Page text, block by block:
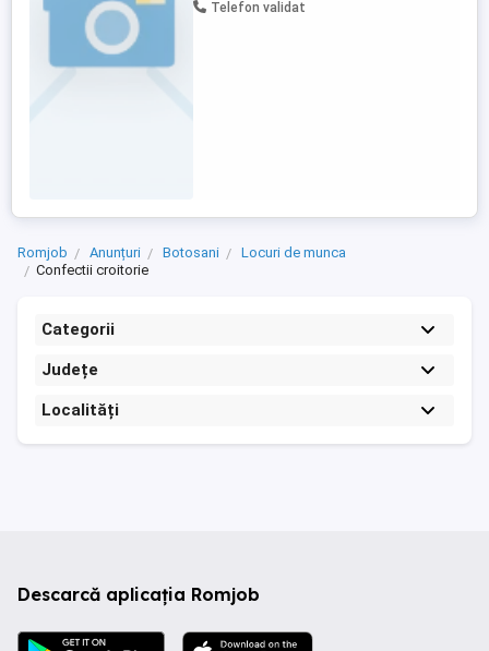
interfazic si final Operator cap tăiere sala
Telefon validat
Romjob Anunțuri Botosani
Locuri de munca
Confectii croitorie
Categorii
Județe
Localități
Descarcă aplicația Romjob